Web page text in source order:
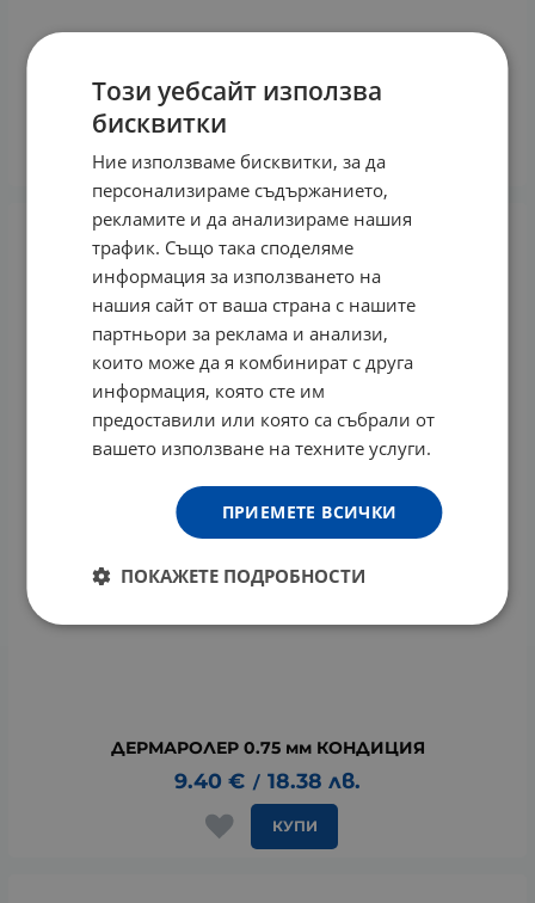
9.20 € 17.99 лв.
ДЕРМАРОЛЕР 0.75 мм КОНДИЦИЯ
9.40 € / 18.38 лв.
КУПИ
Този уебсайт използва
бисквитки
Ние използваме бисквитки, за да
персонализираме съдържанието,
рекламите и да анализираме нашия
трафик. Също така споделяме
информация за използването на
нашия сайт от ваша страна с нашите
партньори за реклама и анализи,
които може да я комбинират с друга
информация, която сте им
предоставили или която са събрали от
вашето използване на техните услуги.
ПРИЕМЕТЕ ВСИЧКИ
ПОКАЖЕТЕ ПОДРОБНОСТИ